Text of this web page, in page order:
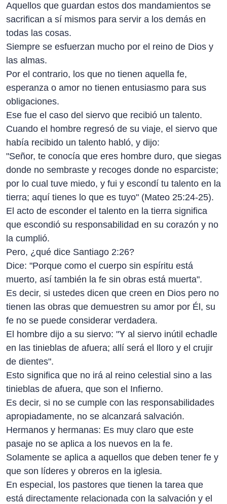
Aquellos que guardan estos dos mandamientos se
sacrifican a sí mismos para servir a los demás en
todas las cosas.
Siempre se esfuerzan mucho por el reino de Dios y
las almas.
Por el contrario, los que no tienen aquella fe,
esperanza o amor no tienen entusiasmo para sus
obligaciones.
Ese fue el caso del siervo que recibió un talento.
Cuando el hombre regresó de su viaje, el siervo que
había recibido un talento habló, y dijo:
"Señor, te conocía que eres hombre duro, que siegas
donde no sembraste y recoges donde no esparciste;
por lo cual tuve miedo, y fui y escondí tu talento en la
tierra; aquí tienes lo que es tuyo" (Mateo 25:24-25).
El acto de esconder el talento en la tierra significa
que escondió su responsabilidad en su corazón y no
la cumplió.
Pero, ¿qué dice Santiago 2:26?
Dice: "Porque como el cuerpo sin espíritu está
muerto, así también la fe sin obras está muerta".
Es decir, si ustedes dicen que creen en Dios pero no
tienen las obras que demuestren su amor por Él, su
fe no se puede considerar verdadera.
El hombre dijo a su siervo: "Y al siervo inútil echadle
en las tinieblas de afuera; allí será el lloro y el crujir
de dientes".
Esto significa que no irá al reino celestial sino a las
tinieblas de afuera, que son el Infierno.
Es decir, si no se cumple con las responsabilidades
apropiadamente, no se alcanzará salvación.
Hermanos y hermanas: Es muy claro que este
pasaje no se aplica a los nuevos en la fe.
Solamente se aplica a aquellos que deben tener fe y
que son líderes y obreros en la iglesia.
En especial, los pastores que tienen la tarea que
está directamente relacionada con la salvación y el